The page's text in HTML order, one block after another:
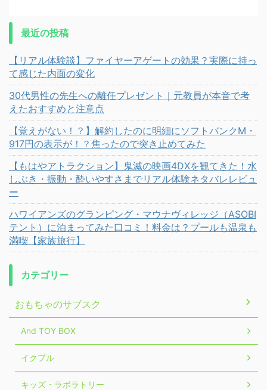
最近の投稿
【リアル体験談】ファイヤーアゲートの効果？実際に持っ
て感じた内面の変化
30代男性の先生への離任プレゼント｜元教員が本音で考
えたおすすめと注意点
【覚えがない！？】解約したのに明細にソフトバンクM・
917円の表示が！？焦ったので突き止めてみた
【もはやアトラクション】鬼滅の映画4DXを観てきた！水
しぶき・振動・酔いやすさまでリアル体験ネタバレレビュ
ー
ハワイアンズのグランピング・マウナヴィレッジ（ASOBI
テント）に泊まってみた口コミ！料金は？プールも温泉も
満喫【家族旅行】
カテゴリー
おもちゃのサブスク
And TOY BOX
イクプル
キッズ・ラボラトリー